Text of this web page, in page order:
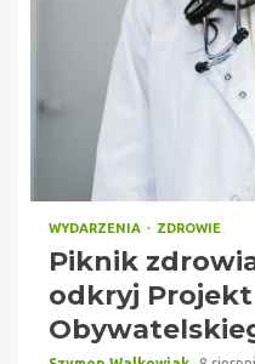
WYDARZENIA ZDROWIE
Piknik
odkryj